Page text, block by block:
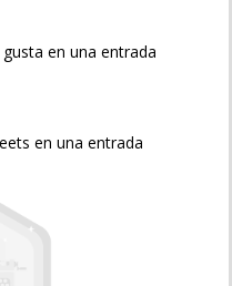
en una entrada
en una entrada